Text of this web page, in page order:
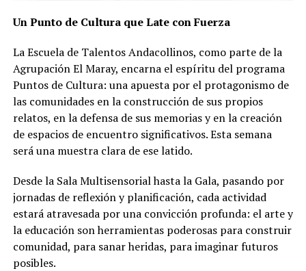
Un Punto de Cultura que Late con Fuerza
La Escuela de Talentos Andacollinos, como parte de la
Agrupación El Maray, encarna el espíritu del programa
Puntos de Cultura: una apuesta por el protagonismo de
las comunidades en la construcción de sus propios
relatos, en la defensa de sus memorias y en la creación
de espacios de encuentro significativos. Esta semana
será una muestra clara de ese latido.
Desde la Sala Multisensorial hasta la Gala, pasando por
jornadas de reflexión y planificación, cada actividad
estará atravesada por una convicción profunda: el arte y
la educación son herramientas poderosas para construir
comunidad, para sanar heridas, para imaginar futuros
posibles.